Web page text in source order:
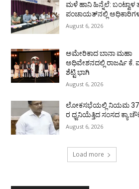
ಮಳೆ ಹಾನಿ ಹಿನ್ನೆಲೆ: ಬಂಟ್ವಾಳ
ಪಂಚಾಯತ್‌ನಲ್ಲಿ ಅಧಿಕಾರಿಗಳ
August 6, 2026
ಅಮೇರಿಕಾದ ಬಾನಾ ಮಹಾ
ಅಧಿವೇಶನದಲ್ಲಿ ರಾಜರ್ಷಿ ಕೆ.
ಶೆಟ್ಟಿ ಭಾಗಿ
August 6, 2026
ಲೋಕಸಭೆಯಲ್ಲಿ ನಿಯಮ
ರ ಧ್ವನಿಯೆತ್ತಿದ ಸಂಸದ
August 6, 2026
Load more